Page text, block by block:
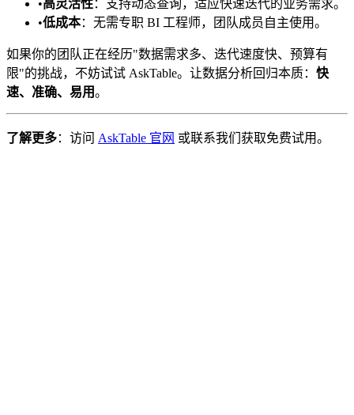
•高灵活性：支持动态查询，适应快速迭代的业务需求。
•低成本：无需专职 BI 工程师，团队成员自主使用。
如果你的团队正在经历"数据需求多、迭代速度快、预算有
限"的挑战，不妨试试 AskTable。让数据分析回归本质： 快
速、准确、易用。
了解更多：访问 AskTable 官网 或联系我们获取免费试用。